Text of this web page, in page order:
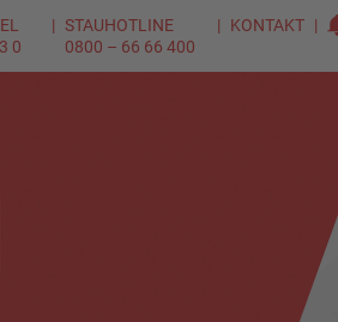
0
STAUHOTLINE
0800 – 66 66 400
KONTAKT